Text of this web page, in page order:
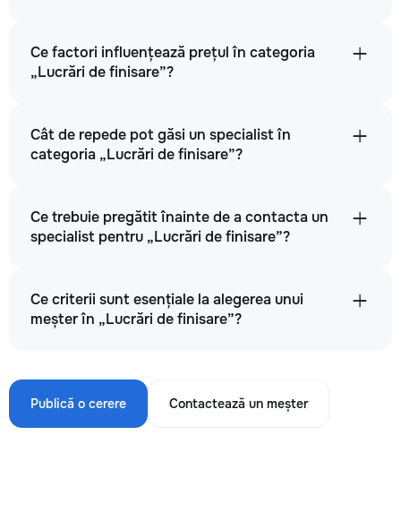
Ce factori influențează prețul în categoria
„Lucrări de finisare”?
Cât de repede pot găsi un specialist în
categoria „Lucrări de finisare”?
Ce trebuie pregătit înainte de a contacta un
specialist pentru „Lucrări de finisare”?
Ce criterii sunt esențiale la alegerea unui
meșter în „Lucrări de finisare”?
Publică o cerere Contactează un meșter